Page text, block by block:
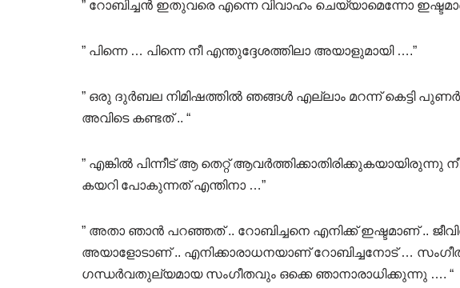
” റോബിച്ചൻ ഇതുവരെ എന്നെ വിവാഹം ചെയ്യാമെന്നോ
” പിന്നെ … പിന്നെ നീ എന്തുദ്ദേശത്തിലാ അയാളുമായി ….”
” ഒരു ദുർബല നിമിഷത്തിൽ ഞങ്ങൾ എല്ലാം മറന്ന് കെട്ടി
അവിടെ കണ്ടത് .. “
” എങ്കിൽ പിന്നീട് ആ തെറ്റ് ആവർത്തിക്കാതിരിക്കുകയായിരുന്നു
കയറി പോകുന്നത് എന്തിനാ …”
” അതാ ഞാൻ പറഞ്ഞത് .. റോബിച്ചനെ എനിക്ക് ഇഷ്ടമാണ് ..
അയാളോടാണ് .. എനിക്കാരാധനയാണ് റോബിച്ചനോട് …
ഗന്ധർവതുല്യമായ സംഗീതവും ഒക്കെ ഞാനാരാധിക്കുന്നു …. “